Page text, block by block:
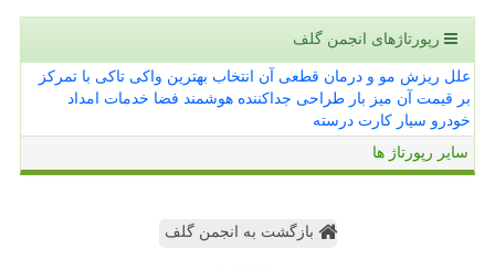
رپورتاژهای انجمن گلف
علل ریزش مو و درمان قطعی آن انتخاب بهترین واکی تاکی با تمرکز
بر قیمت آن میز بار طراحی جداکننده هوشمند فضا خدمات امداد
خودرو سیار کارت درسته
سایر رپورتاژ ها
بازگشت به انجمن گلف